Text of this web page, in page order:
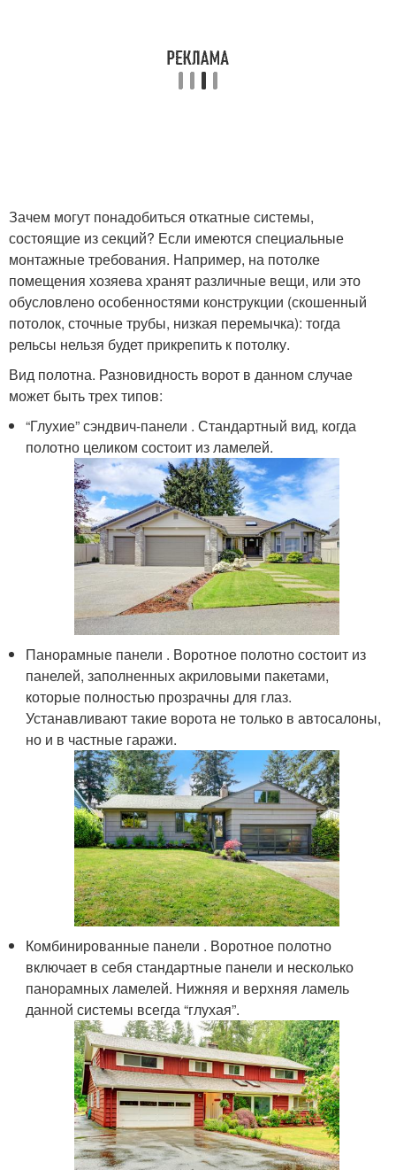
Зачем могут понадобиться откатные системы,
состоящие из секций? Если имеются специальные
монтажные требования. Например, на потолке
помещения хозяева хранят различные вещи, или это
обусловлено особенностями конструкции (скошенный
потолок, сточные трубы, низкая перемычка): тогда
рельсы нельзя будет прикрепить к потолку.
Вид полотна. Разновидность ворот в данном случае
может быть трех типов:
“Глухие” сэндвич-панели . Стандартный вид, когда
полотно целиком состоит из ламелей.
Панорамные панели . Воротное полотно состоит из
панелей, заполненных акриловыми пакетами,
которые полностью прозрачны для глаз.
Устанавливают такие ворота не только в автосалоны,
но и в частные гаражи.
Комбинированные панели . Воротное полотно
включает в себя стандартные панели и несколько
панорамных ламелей. Нижняя и верхняя ламель
данной системы всегда “глухая”.